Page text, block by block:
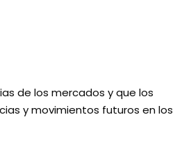
de los mercados y que los
y movimientos futuros en los